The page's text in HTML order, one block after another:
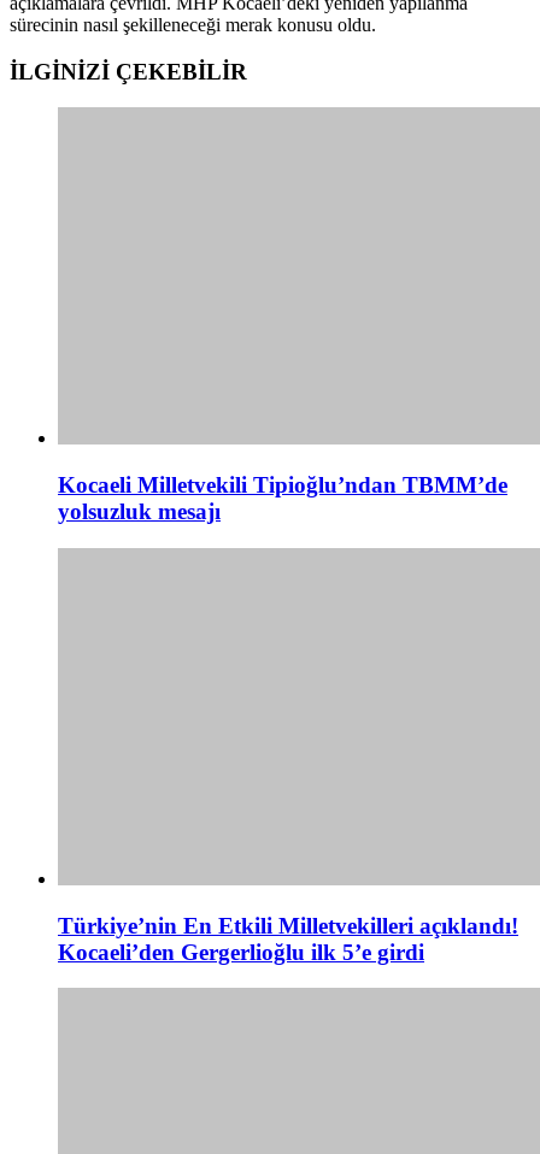
sürecinin nasıl şekilleneceği merak konusu oldu.
İLGİNİZİ ÇEKEBİLİR
Kocaeli Milletvekili Tipioğlu’ndan TBMM’de
yolsuzluk mesajı
Türkiye’nin En Etkili Milletvekilleri açıklandı!
Kocaeli’den Gergerlioğlu ilk 5’e girdi